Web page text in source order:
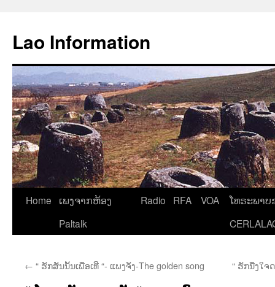
contenu
Lao Information
Home
ເພງຈາກຫ້ອງ
Paltalk
Radio RFA VOA
ໂທຣະພາບ
← “ ຮັກສັນນັ້ນເພື່ອເທີ “- ແພງຈັງ-The golden song “ ຮັກນື່ງໃຈ